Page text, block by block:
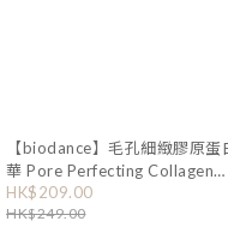
【biodance】毛孔細緻膠原蛋
華 Pore Perfecting Collagen
Peptide Serum 30mL (OY646)
HK$209.00
HK$249.00